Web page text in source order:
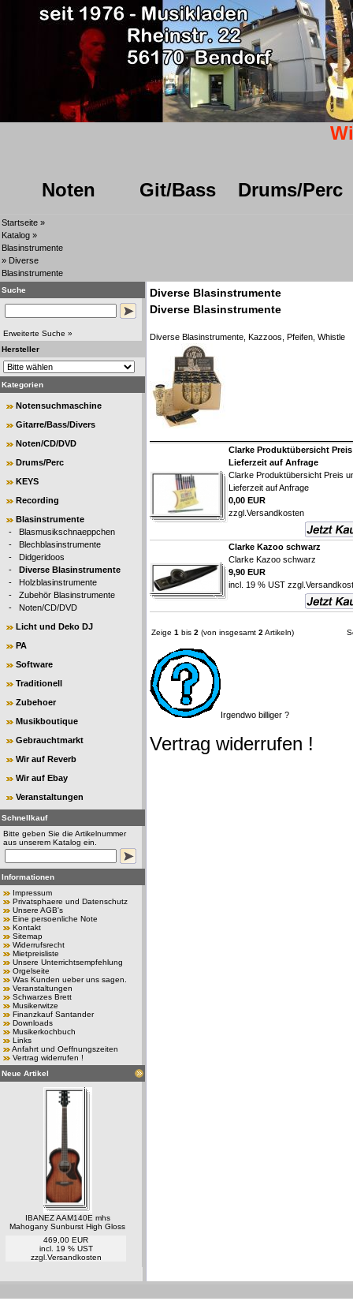
Noten Git/Bass Drums/Perc
Startseite »
Katalog »
Blasinstrumente
» Diverse
Blasinstrumente
Suche
Erweiterte Suche »
Hersteller
Kategorien
Notensuchmaschine
Gitarre/Bass/Divers
Noten/CD/DVD
Drums/Perc
KEYS
Recording
Blasinstrumente
- Blasmusikschnaeppchen
- Blechblasinstrumente
- Didgeridoos
- Diverse Blasinstrumente
- Holzblasinstrumente
- Zubehör Blasinstrumente
- Noten/CD/DVD
Licht und Deko DJ
PA
Software
Traditionell
Zubehoer
Musikboutique
Gebrauchtmarkt
Wir auf Reverb
Wir auf Ebay
Veranstaltungen
Schnellkauf
Bitte geben Sie die Artikelnummer
aus unserem Katalog ein.
Informationen
Impressum
Privatsphaere und Datenschutz
Unsere AGB's
Eine persoenliche Note
Kontakt
Sitemap
Widerrufsrecht
Mietpreisliste
Unsere Unterrichtsempfehlung
Orgelseite
Was Kunden ueber uns sagen.
Veranstaltungen
Schwarzes Brett
Musikerwitze
Finanzkauf Santander
Downloads
Musikerkochbuch
Links
Anfahrt und Oeffnungszeiten
Vertrag widerrufen !
Neue Artikel
IBANEZ AAM140E mhs
Mahogany Sunburst High Gloss
469,00 EUR
incl. 19 % UST
zzgl. Versandkosten
Diverse Blasinstrumente
Diverse Blasinstrumente
Diverse Blasinstrumente, Kazzoos, Pfeifen, Whistle
Clarke Produktübersicht
Lieferzeit auf Anfrage
Clarke Produktübersicht Preis
Lieferzeit auf Anfrage
0,00 EUR
zzgl. Versandkosten
Clarke Kazoo schwarz
Clarke Kazoo schwarz
9,90 EUR
incl. 19 % UST zzgl.
Zeige 1 bis 2 (von insgesamt 2 Artikeln)
Irgendwo billiger ?
Vertrag widerrufen !